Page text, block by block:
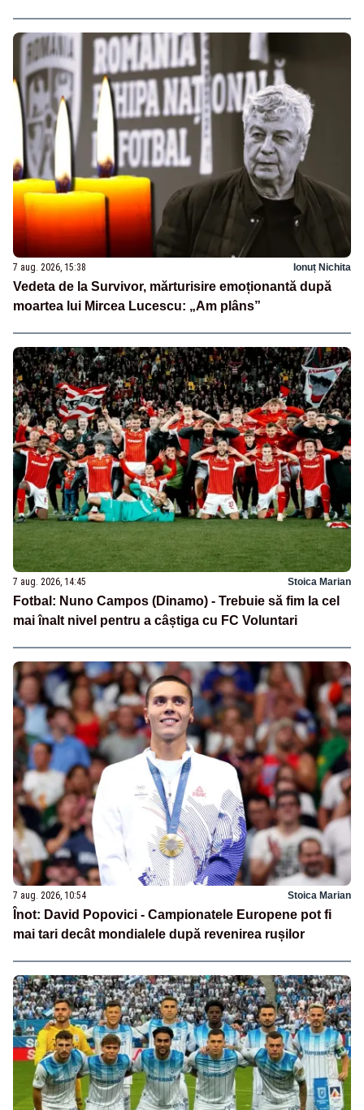
7 aug. 2026, 15:38 Ionuț Nichita
Vedeta de la Survivor, mărturisire emoționantă după
moartea lui Mircea Lucescu: „Am plâns”
7 aug. 2026, 14:45 Stoica Marian
Fotbal: Nuno Campos (Dinamo) - Trebuie să fim la cel
mai înalt nivel pentru a câștiga cu FC Voluntari
7 aug. 2026, 10:54 Stoica Marian
Înot: David Popovici - Campionatele Europene pot fi
mai tari decât mondialele după revenirea rușilor